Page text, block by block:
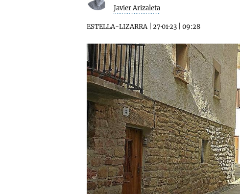
Javier Arizaleta
ESTELLA-LIZARRA| 27·01·23 09:28